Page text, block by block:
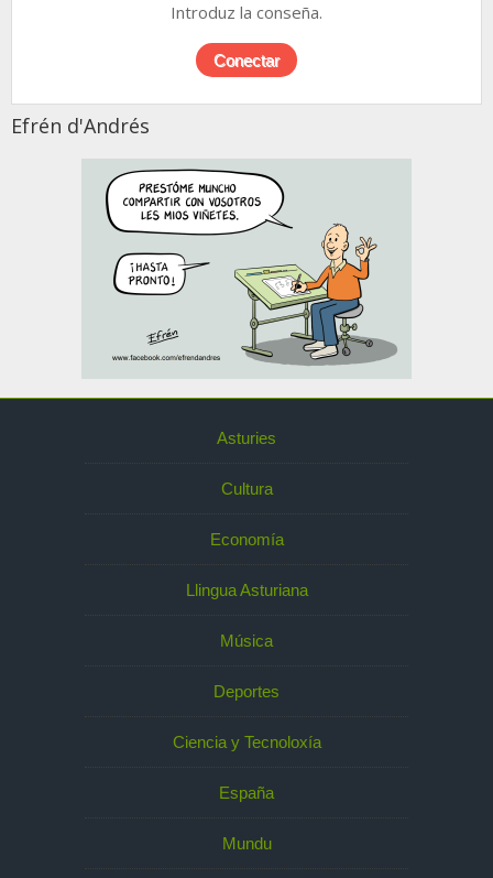
Introduz la conseña.
Efrén d'Andrés
Asturies
Cultura
Economía
Llingua Asturiana
Música
Deportes
Ciencia y Tecnoloxía
España
Mundu